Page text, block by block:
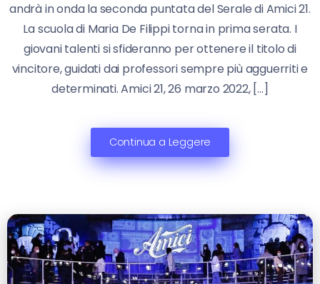
andrà in onda la seconda puntata del Serale di Amici 21.
La scuola di Maria De Filippi torna in prima serata. I
giovani talenti si sfideranno per ottenere il titolo di
vincitore, guidati dai professori sempre più agguerriti e
determinati. Amici 21, 26 marzo 2022, […]
Continua a Leggere